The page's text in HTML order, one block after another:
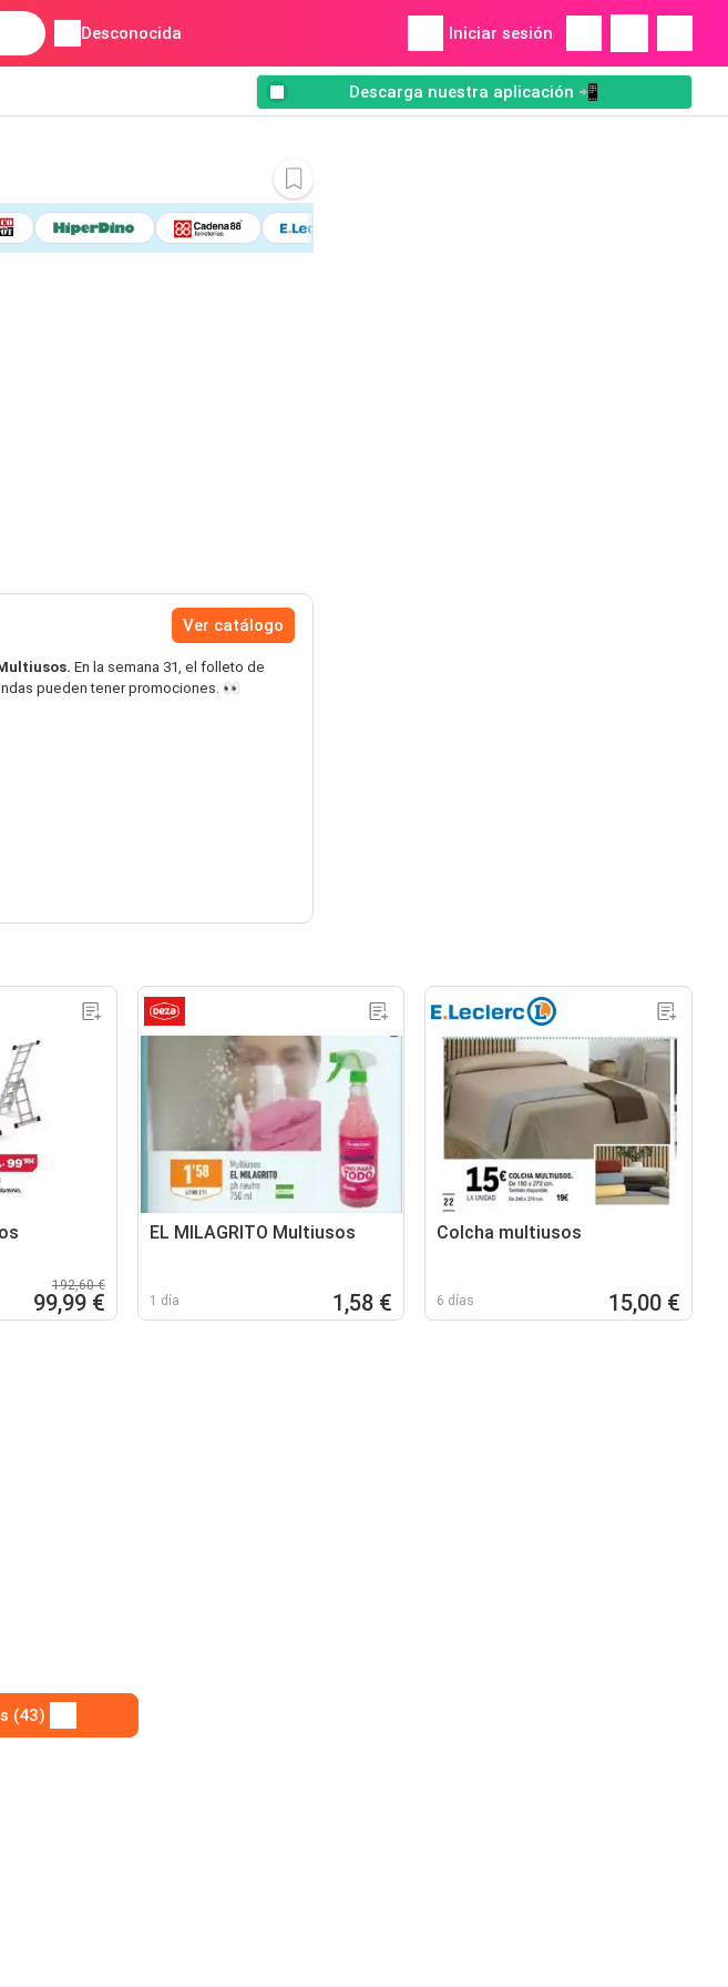
Desconocida Iniciar sesión
Descarga nuestra aplicación 📲
Ver catálogo
En la semana 31, el folleto de
pueden tener promociones. 👀
192,60 €
99,99 €
EL MILAGRITO Multiusos
1 día 1,58 €
Colcha multiusos
6 días 15,00 €
(43)